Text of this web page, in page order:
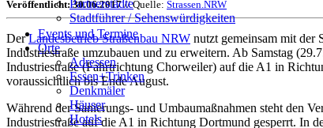
Partnerstädte
Stadtführer / Sehenswürdigkeiten
Stadtplan
Stadtteile
Sport
Who is who
Wohnen
Events und Termine
Orte
Adressen
Essen+Trinken
Denkmäler
Häuser
Hotels
Veröffentlicht: 30.06.2017// Quelle: Strassen.NRW
DerLandesbetrieb Straßenbau NRW nutzt gemeinsam mit der
Industriestraße umzubauen und zu erweitern. Ab Samstag
Industriestraße (Fahrtrichtung Chorweiler) auf die A1 in
voraussichtlich bis Ende August.
Während der Sanierungs- und Umbaumaßnahmen steht den
Industriestraße auf die A1 in Richtung Dortmund gesperrt. In